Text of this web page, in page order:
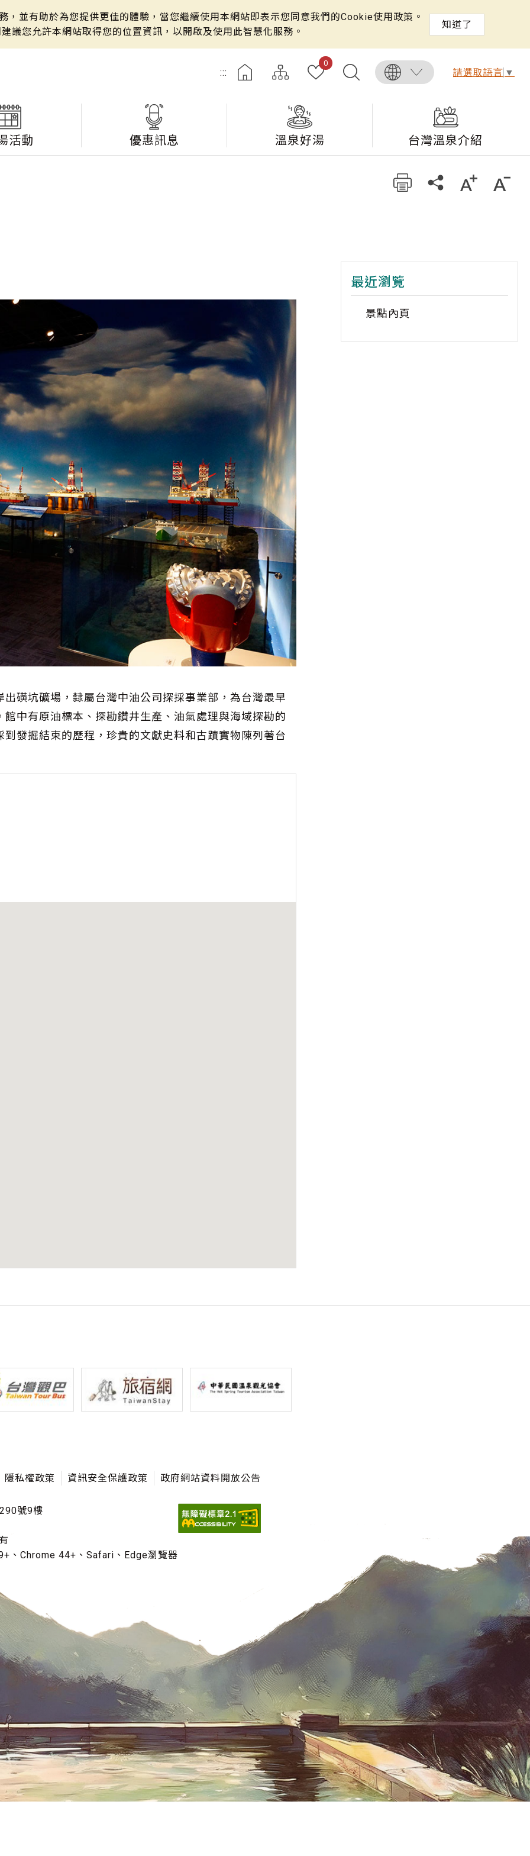
並有助於為您提供更佳的體驗，當您繼續使用本網站即表示您同意我們的Cookie使用政策。
議您允許本網站取得您的位置資訊，以開啟及使用此智慧化服務。
知道了
:::
0
請選取語言 ▼
活動 優惠訊息 溫泉好湯 台灣溫泉介紹
磺坑礦場，隸屬台灣中油公司探採事業部，為台灣最早
中有原油標本、探勘鑽井生產、油氣處理與海域探勘的
發掘結束的歷程，珍貴的文獻史料和古蹟實物陳列著台
最近瀏覽
景點內頁
隱私權政策 資訊安全保護政策 政府網站資料開放公告
號9樓
、Chrome 44+、Safari、Edge瀏覽器